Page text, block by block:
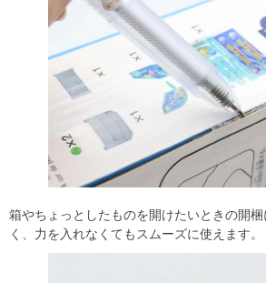
箱やちょっとしたものを開けたいときの開
く、力を入れなくてもスムーズに使えます。